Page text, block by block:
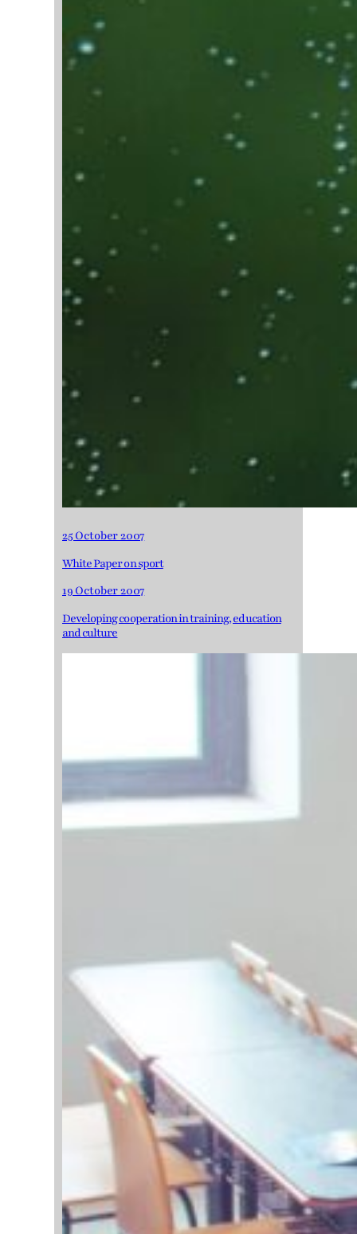
25 October 2007
White Paper on sport
19 October 2007
Developing cooperation in training, education
and culture